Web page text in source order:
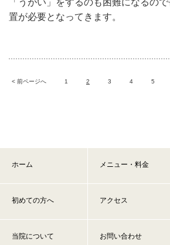
「うがい」をするのも困難になるの
置が必要となってきます。
< 前ページへ 1 2 3 4 5
ホーム メニュー・料金
初めての方へ アクセス
当院について お問い合わせ